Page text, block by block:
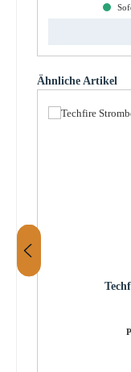
Produktgalerie
Ähnliche Artikel